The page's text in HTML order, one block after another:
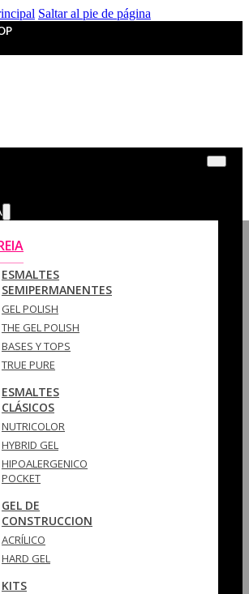
Saltar al pie de página
ESMALTES
SEMIPERMANENTES
GEL POLISH
THE GEL POLISH
BASES Y‎ TOPS
TRUE PURE
ESMALTES
CLÁSICOS
NUTRICOLOR
HYBRID GEL
HIPOALERGENICO
POCKET
GEL DE
CONSTRUCCION
ACRÍLICO
HARD GEL
KITS